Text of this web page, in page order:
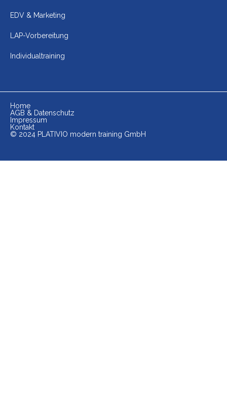
EDV & Marketing
LAP-Vorbereitung
Individualtraining
Home
AGB & Datenschutz
Impressum
Kontakt
© 2024 PLATIVIO modern training GmbH